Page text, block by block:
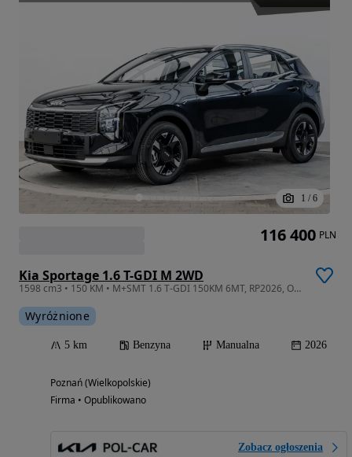
1 / 6
Kia Sportage 1.6 T-GDI M 2WD
1598 cm3 • 150 KM • M+SMT 1.6 T-GDI 150KM 6MT, RP2026, Od ręki! Promocyjne Finansowanie!
Wyróżnione
5 km Benzyna Manualna 2026
Poznań (Wielkopolskie)
Firma • Opublikowano
Zobacz ogłoszenia
116 400 PLN